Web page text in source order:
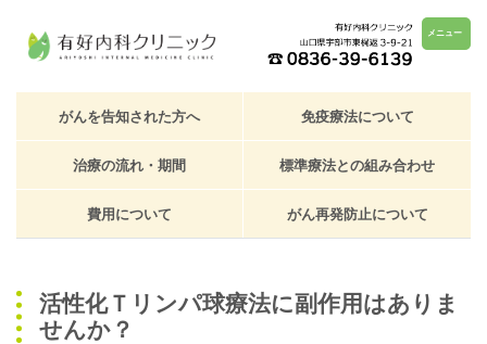
メニュー
がんを告知された方へ 免疫療法について
治療の流れ・期間 標準療法との組み合わせ
費用について がん再発防止について
活性化Ｔリンパ球療法に副作用はありま
せんか？